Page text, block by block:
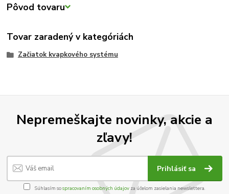
Pôvod tovaru
Tovar zaradený v kategóriách
Začiatok kvapkového systému
Nepremeškajte novinky, akcie a
zľavy!
Prihlásiť sa
Súhlasím sospracovaním osobných údajov za účelom zasielania newslettera.